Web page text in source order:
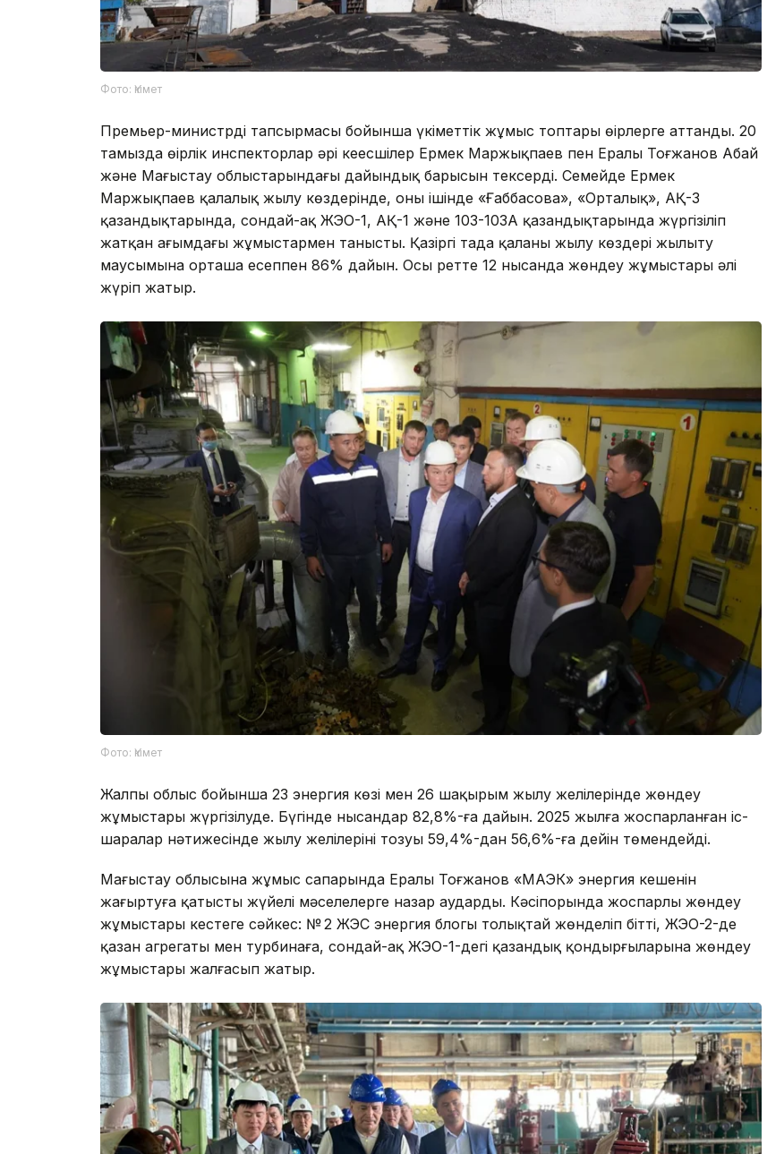
Фото: Үкімет
Премьер-министрдің тапсырмасы бойынша үкіметтік жұмыс топтары өңірлерге аттанды. 20
тамызда өңірлік инспекторлар әрі кеңесшілер Ермек Маржықпаев пен Ералы Тоғжанов Абай
және Маңғыстау облыстарындағы дайындық барысын тексерді. Семейде Ермек
Маржықпаев қалалық жылу көздерінде, оның ішінде «Ғаббасова», «Орталық», АҚ-3
қазандықтарында, сондай-ақ ЖЭО-1, АҚ-1 және 103-103А қазандықтарында жүргізіліп
жатқан ағымдағы жұмыстармен танысты. Қазіргі таңда қаланың жылу көздері жылыту
маусымына орташа есеппен 86% дайын. Осы ретте 12 нысанда жөндеу жұмыстары әлі
жүріп жатыр.
Фото: Үкімет
Жалпы облыс бойынша 23 энергия көзі мен 26 шақырым жылу желілерінде жөндеу
жұмыстары жүргізілуде. Бүгінде нысандар 82,8%-ға дайын. 2025 жылға жоспарланған іс-
шаралар нәтижесінде жылу желілерінің тозуы 59,4%-дан 56,6%-ға дейін төмендейді.
Маңғыстау облысына жұмыс сапарында Ералы Тоғжанов «МАЭК» энергия кешенін
жаңғыртуға қатысты жүйелі мәселелерге назар аударды. Кәсіпорында жоспарлы жөндеу
жұмыстары кестеге сәйкес: № 2 ЖЭС энергия блогы толықтай жөнделіп бітті, ЖЭО-2-де
қазан агрегаты мен турбинаға, сондай-ақ ЖЭО-1-дегі қазандық қондырғыларына жөндеу
жұмыстары жалғасып жатыр.